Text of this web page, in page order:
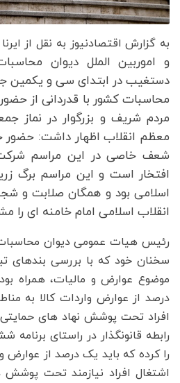
به گزارش اقتصادنیوز به نقل از ایرنا
و اموربین الملل دیوان
دستغیب در ابتدای سی و یکمین
محاسبات کشور با قدردانی از
مردم شریف و بزرگوار در نماز
معظم انقلاب اظهار داشت: حضور
شعف خاصی در این مراسم
افتخار است و این مراسم برگ
اسلامی بود و همگان صلابت و
انقلاب اسلامی امام خامنه ای را
رئیس هیات عمومی دیوان
سخنان خود که با بررسی بندهای
موضوع عوارض و مالیات، همراه
درصد از عوارض واردات کالا به
افراد تحت پوشش نهاد های
رابطه قانونگذار در راستای
را کرده که باید یک درصد از عوارض
اشتغال افراد نیازمند تحت